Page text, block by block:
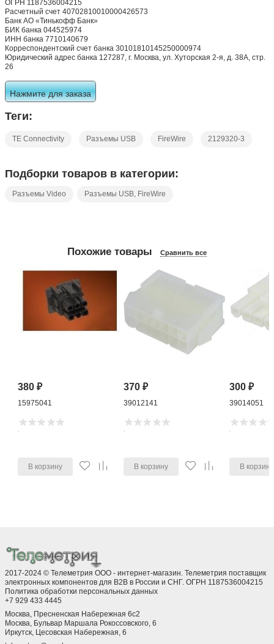
ОГРН 1187536004215
Расчетный счет 40702810010000426573
Банк АО «Тинькофф Банк»
БИК банка 044525974
ИНН банка 7710140679
Корреспондентский счет банка 30101810145250000974
Юридический адрес банка 127287, г. Москва, ул. Хуторская 2-я, д. 38А, стр.
26
Нажмите для заказа
Теги:
TE Connectivity Разъемы USB FireWire 2129320-3
Подборки товаров в категории:
Разъемы Video Разъемы USB, FireWire
Похожие товары Сравнить все
380₽
15975041
В корзину
370₽
39012141
В корзину
300₽
39014051
В корзину
2017-2024 © Телеметрия ООО - интернет-магазин. Телеметрия поставщик
электронных компонентов для B2B в России и СНГ. ОГРН 1187536004215
Политика обработки персональных данных
+7 929 433 4445
Москва, Пресненская Набережная 6с2
Москва, ​Бульвар Маршала Рокоссовского, 6
Иркутск, ​Цесовская Набережная, 6